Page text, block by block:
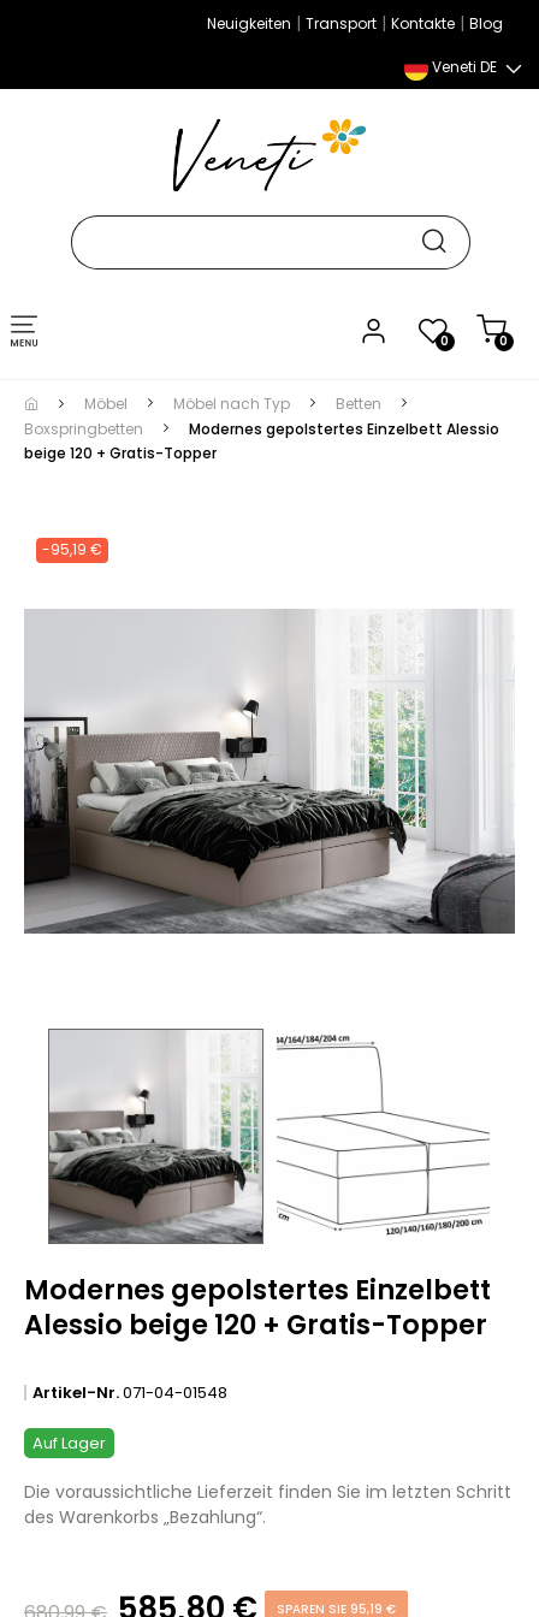
Neuigkeiten | Transport | Kontakte | Blog
Veneti DE
0 0
Umschalten
der
Navigation
Möbel Möbel nach Typ
Betten
Boxspringbetten
Modernes gepolstertes Einzelbett Alessio
beige 120 + Gratis-Topper
-95,19 €
Modernes gepolstertes Einzelbett
Alessio beige 120 + Gratis-Topper
Artikel-Nr.071-04-01548
Auf Lager
Die voraussichtliche Lieferzeit finden Sie im letzten Schritt
des Warenkorbs „Bezahlung“.
SPAREN SIE 95,19 €